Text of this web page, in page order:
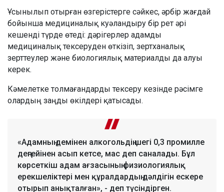
Ұсынылып отырған өзгерістерге сәйкес, әрбір жағдай
бойынша медициналық куәландыру бір рет әрі
кешенді түрде өтеді: дәрігерлер адамды
медициналық тексеруден өткізіп, зертханалық
зерттеулер және биологиялық материалды да алуы
керек.
Кәмелетке толмағандарды тексеру кезінде рәсімге
олардың заңды өкілдері қатысады.
«Адамның демінен алкогольдің шегі 0,3 промилле
деңгейінен асып кетсе, мас деп саналады. Бұл
көрсеткіш адам ағзасының физиологиялық
ерекшеліктері мен құралдардың дәлдігін ескере
отырып анықталған», - деп түсіндірген.